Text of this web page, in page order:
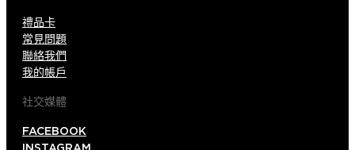
禮品卡
常見問題
聯絡我們
我的帳戶
社交媒體
FACEBOOK
INSTAGRAM